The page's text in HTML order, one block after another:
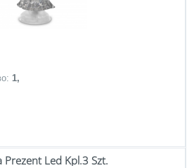
1,
Prezent Led Kpl.3 Szt.